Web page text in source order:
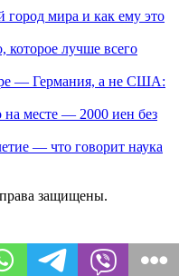
мира и как ему это
которое лучше всего
— Германия, а не США:
месте — 2000 иен без
— что говорит наука
защищены.